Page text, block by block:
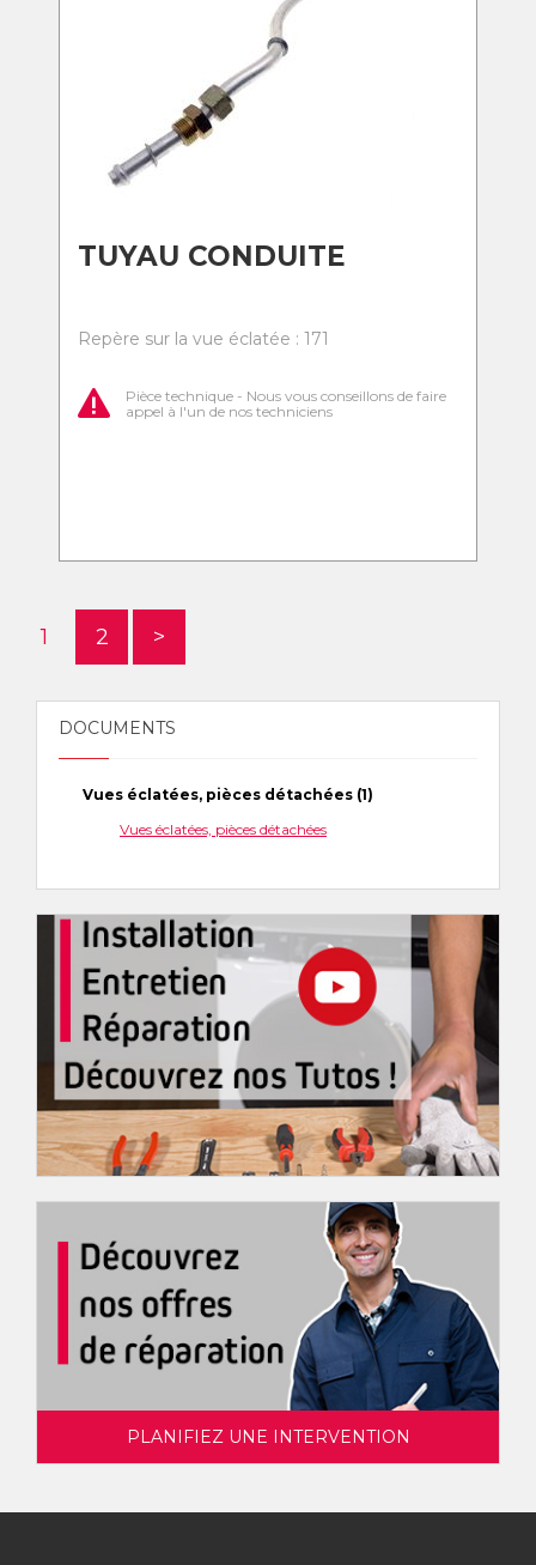
TUYAU CONDUITE
Repère sur la vue éclatée : 171
Pièce technique - Nous vous conseillons de faire
appel à l'un de nos techniciens
1 2 >
DOCUMENTS
Vues éclatées, pièces détachées (1)
Vues éclatées, pièces détachées
PLANIFIEZ UNE INTERVENTION